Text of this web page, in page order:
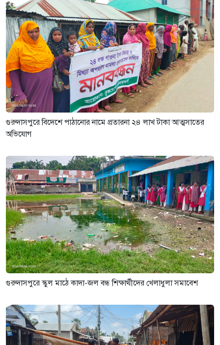
মানববন্ধন ও সংবাদ সম্মেলন
৩ সপ্তাহ আগে
গুরুদাসপুরে বিদেশে পাঠানোর নামে প্রতারনা ২৪ লাখ টাকা আত্মসাতের
অভিযোগ
গুরুদাসপুরে স্কুল মাঠে কাদা-জল বন্ধ শিক্ষার্থীদের খেলাধুলা সমাবেশ